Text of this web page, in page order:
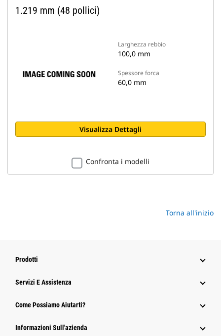
1.219 mm (48 pollici)
Larghezza rebbio
100,0 mm
Spessore forca
60,0 mm
Visualizza Dettagli
Confronta i modelli
Torna all'inizio
Prodotti
Servizi E Assistenza
Come Possiamo Aiutarti?
Informazioni Sull'azienda